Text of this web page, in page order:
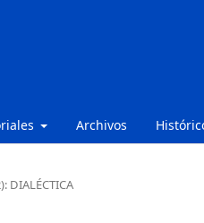
Archivos
DIALÉCTICA